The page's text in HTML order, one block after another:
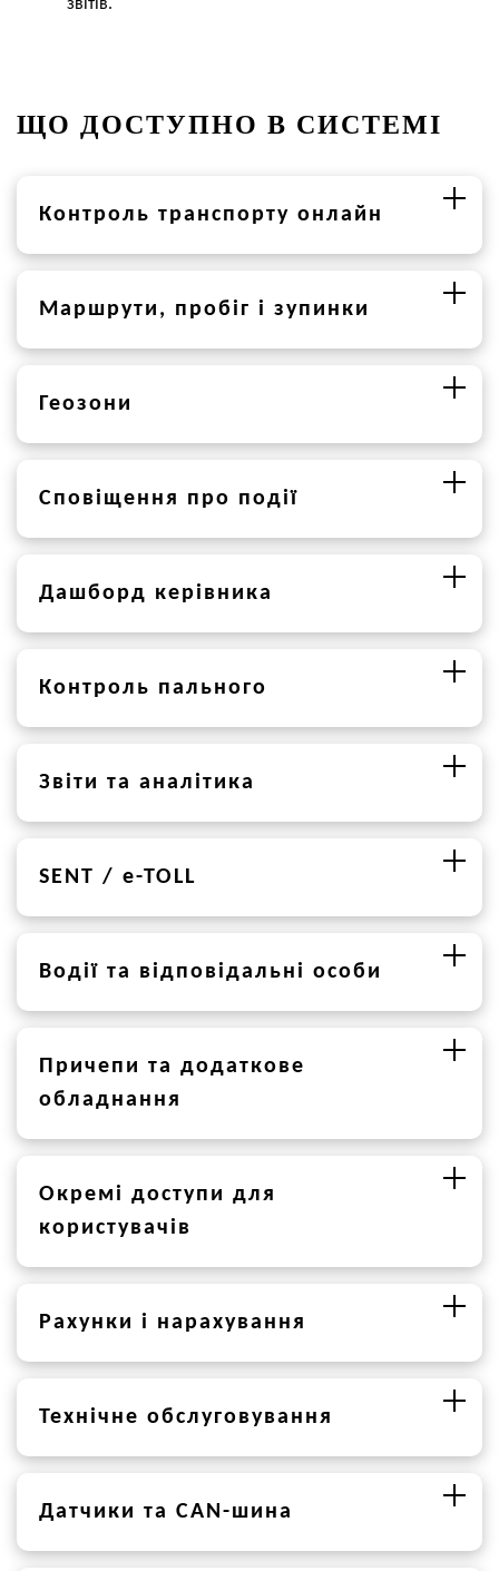
звітів.
ЩО ДОСТУПНО В СИСТЕМІ
Контроль транспорту онлайн
Маршрути, пробіг і зупинки
Геозони
Сповіщення про події
Дашборд керівника
Контроль пального
Звіти та аналітика
SENT / e-TOLL
Водії та відповідальні особи
Причепи та додаткове
обладнання
Окремі доступи для
користувачів
Рахунки і нарахування
Технічне обслуговування
Датчики та CAN-шина